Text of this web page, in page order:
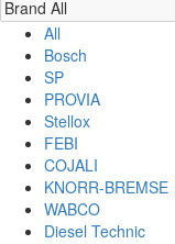
All
Bosch
SP
PROVIA
Stellox
FEBI
COJALI
KNORR-BREMSE
WABCO
Diesel Technic